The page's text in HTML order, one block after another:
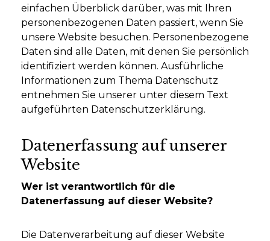
einfachen Überblick darüber, was mit Ihren
personenbezogenen Daten passiert, wenn Sie
unsere Website besuchen. Personenbezogene
Daten sind alle Daten, mit denen Sie persönlich
identifiziert werden können. Ausführliche
Informationen zum Thema Datenschutz
entnehmen Sie unserer unter diesem Text
aufgeführten Datenschutzerklärung.
Datenerfassung auf unserer
Website
Wer ist verantwortlich für die
Datenerfassung auf dieser Website?
Die Datenverarbeitung auf dieser Website